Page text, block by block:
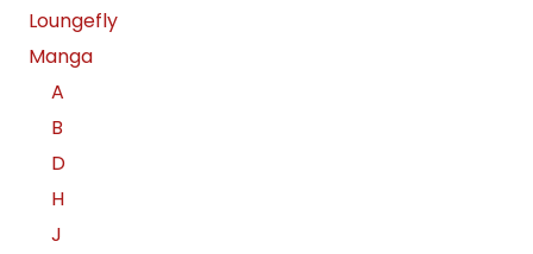
Loungefly
Manga
A
B
D
H
J